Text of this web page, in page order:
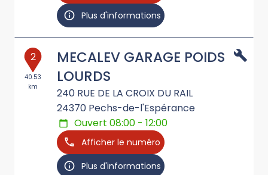
Plus d'informations
2
40.53
km
MECALEV GARAGE POIDS
LOURDS
240 RUE DE LA CROIX DU RAIL
24370 Pechs-de-l'Espérance
Ouvert 08:00 - 12:00
Afficher le numéro
Plus d'informations